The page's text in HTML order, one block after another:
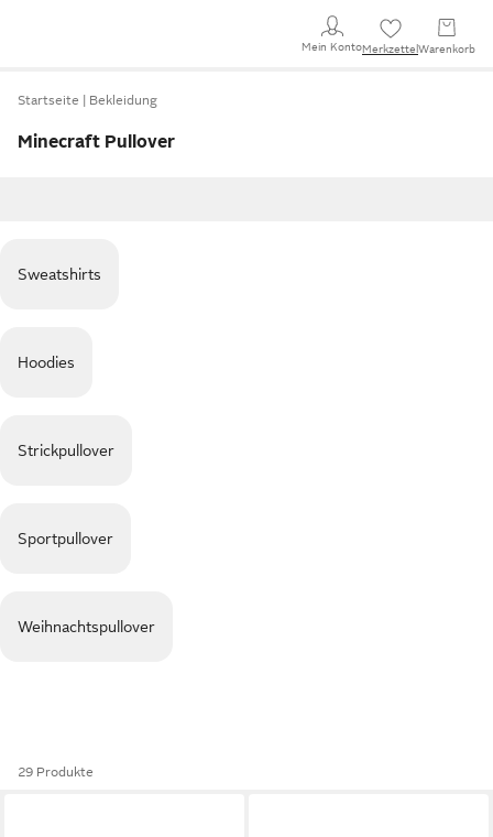
Mein KontoMerkzettel Warenkorb
Startseite Bekleidung
Minecraft Pullover
Sweatshirts
Hoodies
Strickpullover
Sportpullover
Weihnachtspullover
29 Produkte